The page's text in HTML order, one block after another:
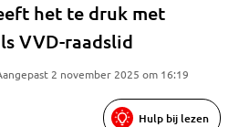
het te druk met
VVD-raadslid
2 november 2025 om 16:19
Hulp bij lezen